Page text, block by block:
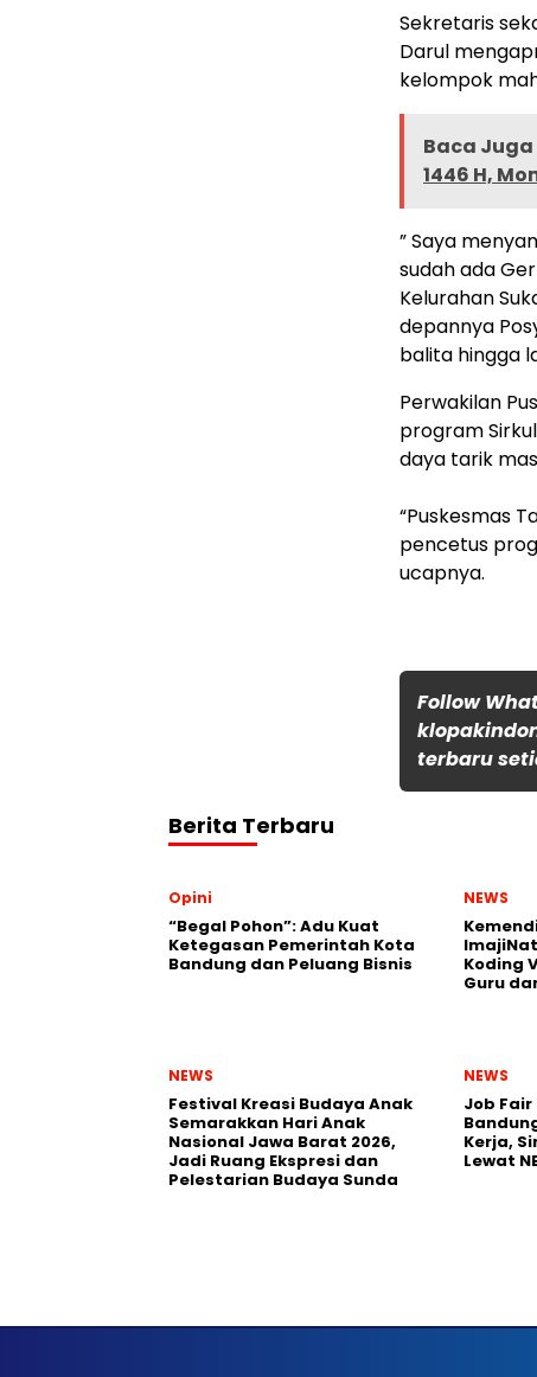
Sekretaris
Darul
kelompok
Baca Juga
1446 H,
” Saya
sudah ada
Kelurahan
depannya
balita hingga
Perwakilan
program
daya tarik
“Puskesmas
pencetus
ucapnya.
Follow
terbaru
Berita Terbaru
Opini
“Begal Pohon”: Adu Kuat
Ketegasan Pemerintah Kota
Bandung dan Peluang Bisnis
NEWS
Koding
Guru
NEWS
Festival Kreasi Budaya Anak
Semarakkan Hari Anak
Nasional Jawa Barat 2026,
Jadi Ruang Ekspresi dan
Pelestarian Budaya Sunda
NEWS
Job
Kerja,
Lewat